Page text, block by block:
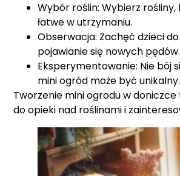
Wybór roślin: Wybierz
łatwe w utrzymaniu.
Obserwacja: Zachęć dzieci
pojawianie się nowych pędów.
Eksperymentowanie: Nie bój
mini ogród może być unikalny.
Tworzenie mini ogrodu w
do opieki nad roślinami i